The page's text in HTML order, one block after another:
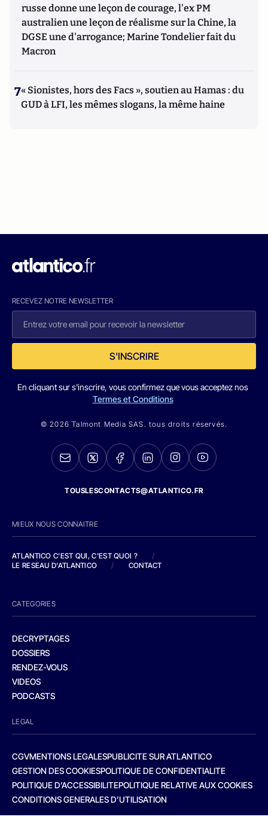
russe donne une leçon de courage, l'ex PM
australien une leçon de réalisme sur la Chine, la
DGSE une d'arrogance; Marine Tondelier fait du
Macron
7« Sionistes, hors des Facs », soutien au Hamas : du
GUD à LFI, les mêmes slogans, la même haine
RECEVEZ NOTRE NEWSLETTER
S'INSCRIRE
En cliquant sur s'inscrire, vous confirmez que vous acceptez nos
Termes et Conditions
© 2026 Talmont Media SAS. tous droits réservés.
TOUSLESCONTACTS@ATLANTICO.FR
MIEUX NOUS CONNAITRE
ATLANTICO C'EST QUI, C'EST QUOI ?
/
LE RESEAU D'ATLANTICO
/ CONTACT
CATEGORIES
DECRYPTAGES
DOSSIERS
RENDEZ-VOUS
VIDEOS
PODCASTS
LEGAL
CGVMENTIONS LEGALESPUBLICITE SUR ATLANTICO
GESTION DES COOKIESPOLITIQUE DE CONFIDENTIALITE
POLITIQUE D’ACCESSIBILITEPOLITIQUE RELATIVE AUX COOKIES
CONDITIONS GENERALES D’UTILISATION